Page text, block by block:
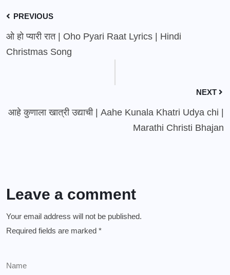
PREVIOUS
ओ हो प्यारी रात | Oho Pyari Raat Lyrics | Hindi
Christmas Song
NEXT
आहे कुणाला खात्री उद्याची | Aahe Kunala Khatri Udya chi |
Marathi Christi Bhajan
Leave a comment
Your email address will not be published.
Required fields are marked *